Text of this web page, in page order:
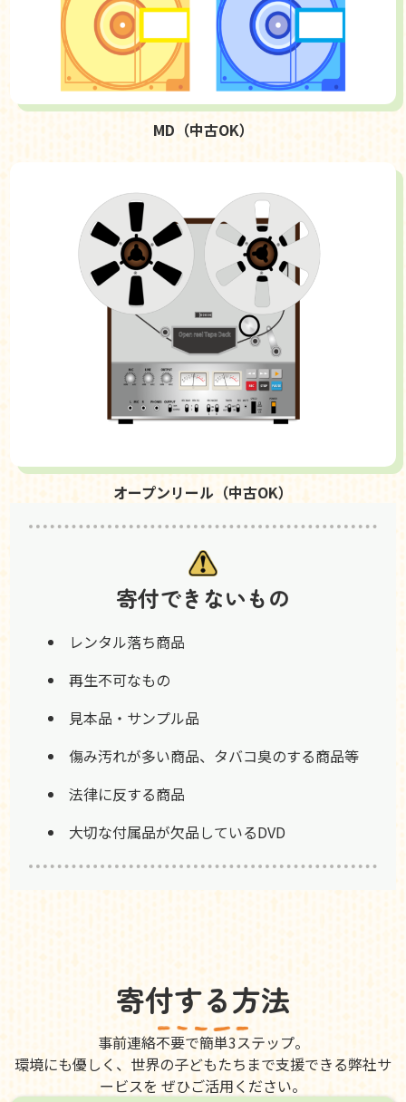
MD（中古OK）
オープンリール（中古OK）
寄付できないもの
レンタル落ち商品
再生不可なもの
見本品・サンプル品
傷み汚れが多い商品、タバコ臭のする商品等
法律に反する商品
大切な付属品が欠品しているDVD
寄付する方法
事前連絡不要で簡単3ステップ。
環境にも優しく、世界の子どもたちまで支援できる弊社サ
ービスを ぜひご活用ください。